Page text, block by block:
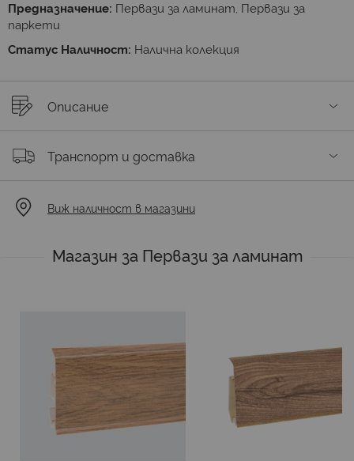
Предназначение: Первази за ламинат, Первази за
паркети
Статус Наличност: Налична колекция
Описание
Транспорт и доставка
Виж наличност в магазини
Магазин за Первази за ламинат